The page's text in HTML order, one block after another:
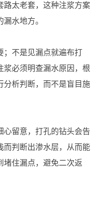
路太老套，这种注浆方案
水地方。
；不是见漏点就遍布打
浆必须明查漏水原因，根
分析判断，而不是盲目施
心留意，打孔的钻头会告
而判断出渗水层，从而能
堵住漏点，避免二次返